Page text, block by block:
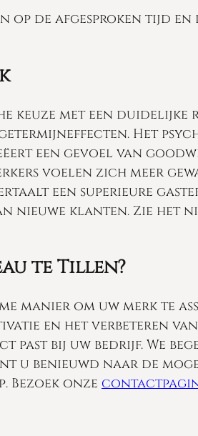
de afgesproken tijd
keuze met een
Het
een gevoel van
voelen zich meer
een superieure
klanten. Zie het
te Tillen?
manier om uw merk te
en het verbeteren
past bij uw bedrijf. We
u benieuwd naar de
Bezoek onze